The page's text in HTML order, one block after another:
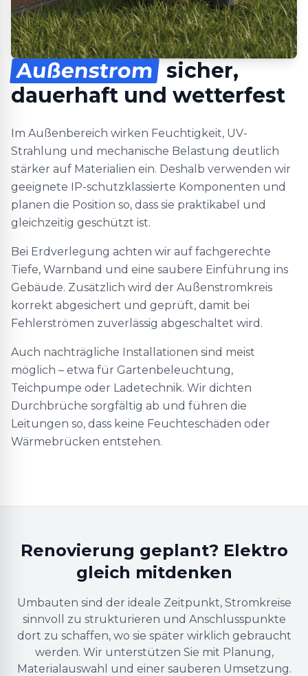
Außenstrom sicher,
dauerhaft und wetterfest
Im Außenbereich wirken Feuchtigkeit, UV-
Strahlung und mechanische Belastung deutlich
stärker auf Materialien ein. Deshalb verwenden wir
geeignete IP-schutzklassierte Komponenten und
planen die Position so, dass sie praktikabel und
gleichzeitig geschützt ist.
Bei Erdverlegung achten wir auf fachgerechte
Tiefe, Warnband und eine saubere Einführung ins
Gebäude. Zusätzlich wird der Außenstromkreis
korrekt abgesichert und geprüft, damit bei
Fehlerströmen zuverlässig abgeschaltet wird.
Auch nachträgliche Installationen sind meist
möglich – etwa für Gartenbeleuchtung,
Teichpumpe oder Ladetechnik. Wir dichten
Durchbrüche sorgfältig ab und führen die
Leitungen so, dass keine Feuchteschäden oder
Wärmebrücken entstehen.
Renovierung geplant? Elektro
gleich mitdenken
Umbauten sind der ideale Zeitpunkt, Stromkreise
sinnvoll zu strukturieren und Anschlusspunkte
dort zu schaffen, wo sie später wirklich gebraucht
werden. Wir unterstützen Sie mit Planung,
Materialauswahl und einer sauberen Umsetzung.